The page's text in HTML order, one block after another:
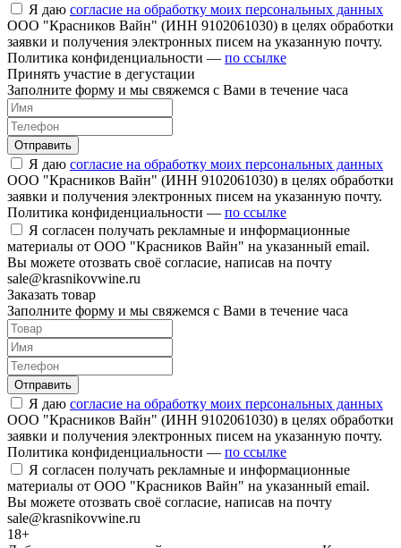
Я даю согласие на обработку моих персональных данных
ООО "Красников Вайн" (ИНН 9102061030) в целях обработки
заявки и получения электронных писем на указанную почту.
Политика конфиденциальности — по ссылке
Принять участие в дегустации
Заполните форму и мы свяжемся с Вами в течение часа
Отправить
Я даю согласие на обработку моих персональных данных
ООО "Красников Вайн" (ИНН 9102061030) в целях обработки
заявки и получения электронных писем на указанную почту.
Политика конфиденциальности — по ссылке
Я согласен получать рекламные и информационные
материалы от ООО "Красников Вайн" на указанный email.
Вы можете отозвать своё согласие, написав на почту
sale@krasnikovwine.ru
Заказать товар
Заполните форму и мы свяжемся с Вами в течение часа
Отправить
Я даю согласие на обработку моих персональных данных
ООО "Красников Вайн" (ИНН 9102061030) в целях обработки
заявки и получения электронных писем на указанную почту.
Политика конфиденциальности — по ссылке
Я согласен получать рекламные и информационные
материалы от ООО "Красников Вайн" на указанный email.
Вы можете отозвать своё согласие, написав на почту
sale@krasnikovwine.ru
18+